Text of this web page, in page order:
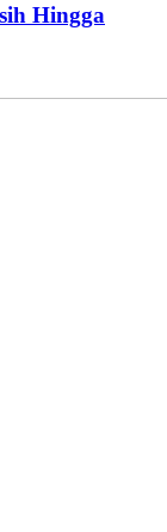
Hingga